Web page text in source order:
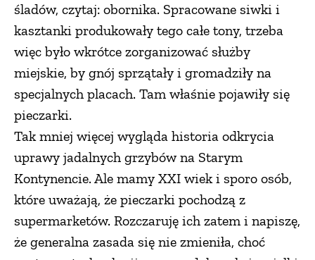
śladów, czytaj: obornika. Spracowane siwki i
kasztanki produkowały tego całe tony, trzeba
więc było wkrótce zorganizować służby
miejskie, by gnój sprzątały i gromadziły na
specjalnych placach. Tam właśnie pojawiły się
pieczarki.
Tak mniej więcej wygląda historia odkrycia
uprawy jadalnych grzybów na Starym
Kontynencie. Ale mamy XXI wiek i sporo osób,
które uważają, że pieczarki pochodzą z
supermarketów. Rozczaruję ich zatem i napiszę,
że generalna zasada się nie zmieniła, choć